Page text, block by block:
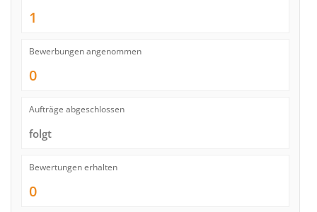
1
Bewerbungen angenommen
0
Aufträge abgeschlossen
folgt
Bewertungen erhalten
0